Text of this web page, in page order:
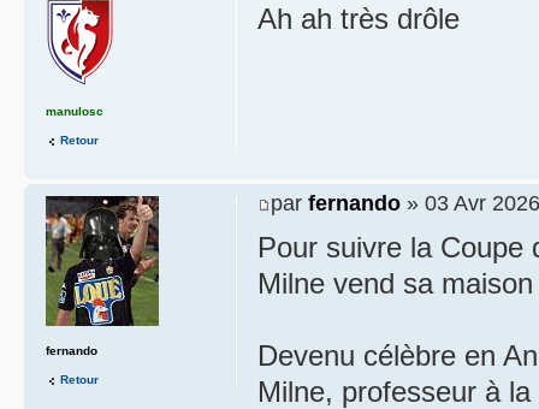
Ah ah très drôle
manulosc
Retour
par fernando » 03 Avr
Pour suivre la Coupe
Milne vend sa maison
Devenu célèbre en
Milne, professeur à
fernando
Retour